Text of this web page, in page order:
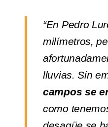
“En Pedro
milímetros,
lluvias. Sin
campos se
como